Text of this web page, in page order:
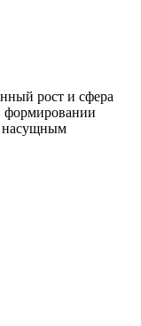
рост и сфера
формировании
насущным